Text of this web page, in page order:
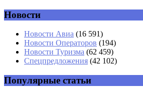
Имя *
Email*
Новости
Новости Авиа (16 591)
Новости Операторов (194)
Новости Туризма (62 459)
Спецпредложения (42 102)
Популярные статьи